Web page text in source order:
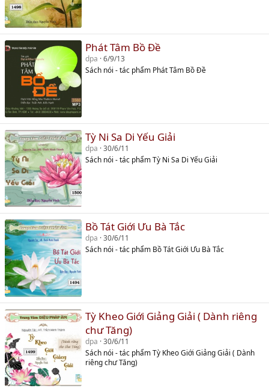
Phát Tâm Bồ Đề
dpa 6/9/13
Sách nói - tác phẩm Phát Tâm Bồ Đề
Tỳ Ni Sa Di Yếu Giải
dpa 30/6/11
Sách nói - tác phẩm Tỳ Ni Sa Di Yếu Giải
Bồ Tát Giới Ưu Bà Tắc
dpa 30/6/11
Sách nói - tác phẩm Bồ Tát Giới Ưu Bà Tắc
Tỳ Kheo Giới Giảng Giải ( Dành riêng
chư Tăng)
dpa 30/6/11
Sách nói - tác phẩm Tỳ Kheo Giới Giảng Giải ( Dành
riêng chư Tăng)